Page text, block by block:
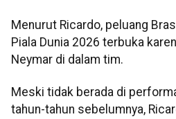
Menurut Ricardo, peluang
Piala Dunia 2026 terbuka
Neymar di dalam tim.
Meski tidak berada di
tahun-tahun sebelumnya,